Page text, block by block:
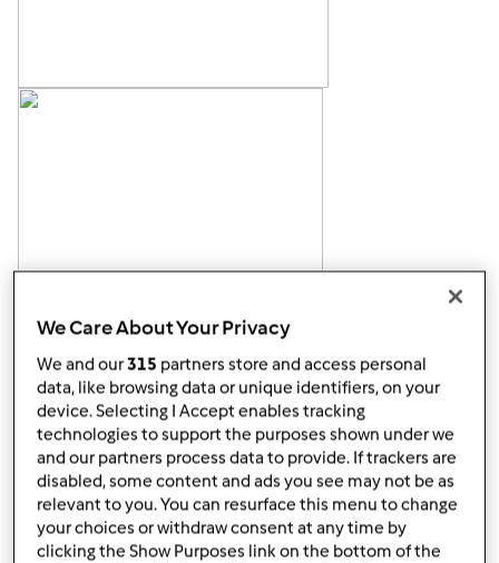
Góra strony
Zaloguj lub zarejestruj sięaby dodawać
komentarze
We Care About Your Privacy
We and our315 partners store and access personal
data, like browsing data or unique identifiers, on your
device. Selecting I Accept enables tracking
technologies to support the purposes shown under we
and our partners process data to provide. If trackers are
disabled, some content and ads you see may not be as
relevant to you. You can resurface this menu to change
your choices or withdraw consent at any time by
clicking the Show Purposes link on the bottom of the